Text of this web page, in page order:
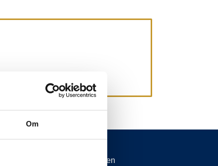
Om
von mehr als 15 Minuten